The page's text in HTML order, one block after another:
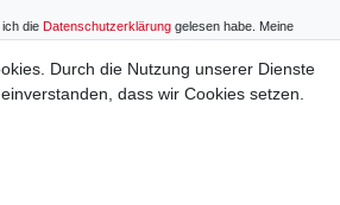
die Daten­schutz­erklärunggelesen habe. Meine
widerrufen.
Abonnieren
Durch die Nutzung unserer Dienste
dass wir Cookies setzen.